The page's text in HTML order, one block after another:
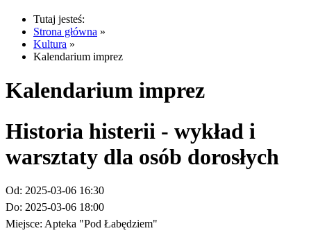
Tutaj jesteś:
Strona główna »
Kultura »
Kalendarium imprez
Kalendarium imprez
Historia histerii - wykład i
warsztaty dla osób dorosłych
Od: 2025-03-06 16:30
Do: 2025-03-06 18:00
Miejsce: Apteka "Pod Łabędziem"